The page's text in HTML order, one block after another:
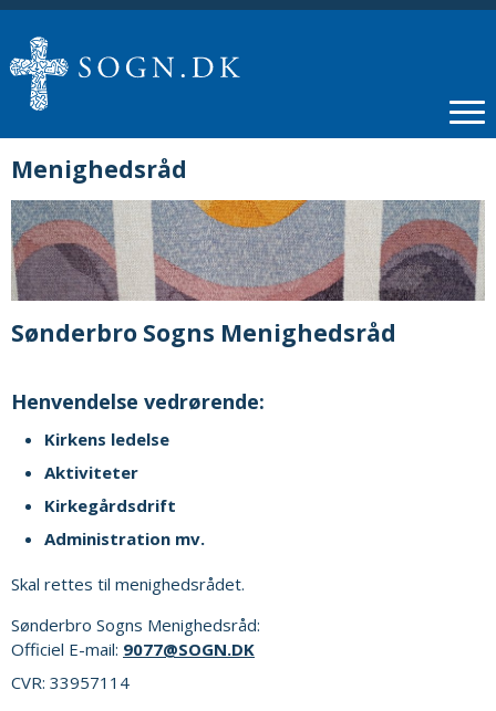
Menighedsråd
Sønderbro Sogns Menighedsråd
Henvendelse vedrørende:
Kirkens ledelse
Aktiviteter
Kirkegårdsdrift
Administration mv.
Skal rettes til menighedsrådet.
Sønderbro Sogns Menighedsråd:
Officiel E-mail: 9077@SOGN.DK
CVR: 33957114